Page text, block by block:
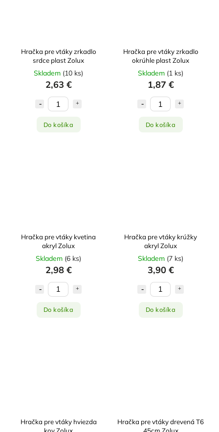
Hračka pre vtáky zrkadlo
srdce plast Zolux
Skladem (10 ks)
2,63 €
Do košíka
Hračka pre vtáky zrkadlo
okrúhle plast Zolux
Skladem (1 ks)
1,87 €
Do košíka
Hračka pre vtáky kvetina
akryl Zolux
Skladem (6 ks)
2,98 €
Do košíka
Hračka pre vtáky krúžky
akryl Zolux
Skladem (7 ks)
3,90 €
Do košíka
Hračka pre vtáky hviezda
kov Zolux
Hračka pre vtáky drevená T6
45cm Zolux